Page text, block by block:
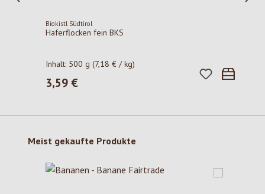
Biokistl Südtirol
Haferflocken fein BKS
Inhalt: 500 g(7,18 € / kg)
Regulärer Preis:
3,59 €
Produktgalerie überspringen
Meist gekaufte Produkte